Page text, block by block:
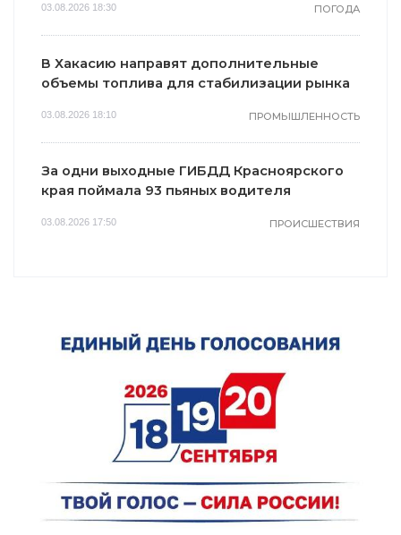
03.08.2026 18:30 ПОГОДА
В Хакасию направят дополнительные
объемы топлива для стабилизации рынка
03.08.2026 18:10 ПРОМЫШЛЕННОСТЬ
За одни выходные ГИБДД Красноярского
края поймала 93 пьяных водителя
03.08.2026 17:50 ПРОИСШЕСТВИЯ